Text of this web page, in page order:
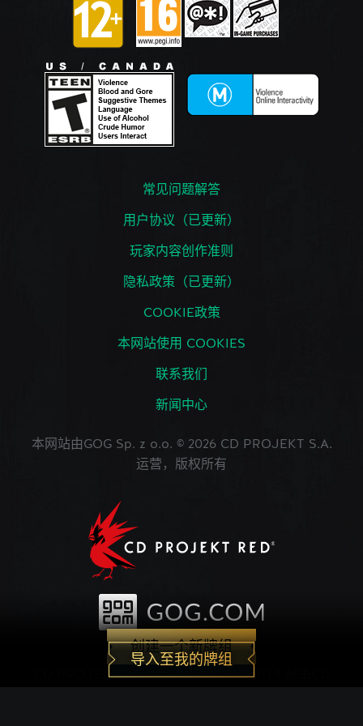
创建一个新牌组
导入至我的牌组
常见问题解答
用户协议（已更新）
玩家内容创作准则
隐私政策（已更新）
COOKIE政策
本网站使用 COOKIES
联系我们
新闻中心
本网站由GOG Sp. z o.o. © 2026 CD PROJEKT S.A.
运营，版权所有
CD PROJEKT®, The Witcher®, GWENT® 是由CD